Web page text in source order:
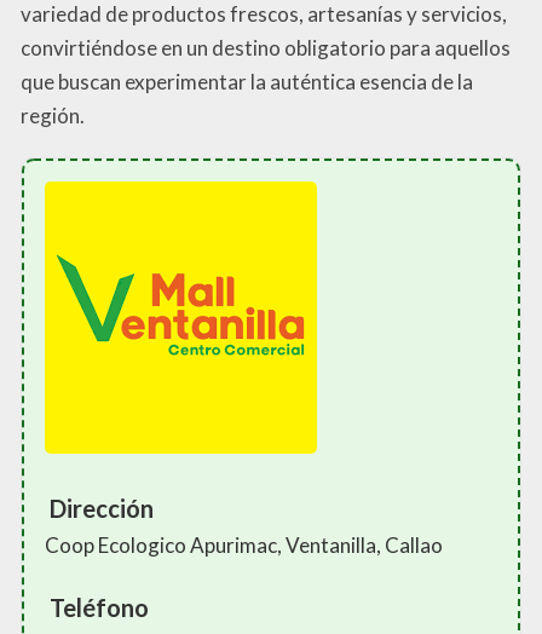
variedad de productos frescos, artesanías y servicios,
convirtiéndose en un destino obligatorio para aquellos
que buscan experimentar la auténtica esencia de la
región.
Dirección
Coop Ecologico Apurimac, Ventanilla, Callao
Teléfono